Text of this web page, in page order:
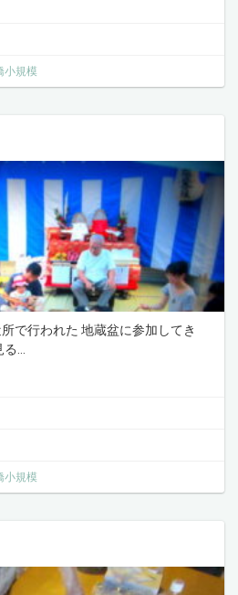
小規模
で行われた 地蔵盆に参加してき
る
小規模